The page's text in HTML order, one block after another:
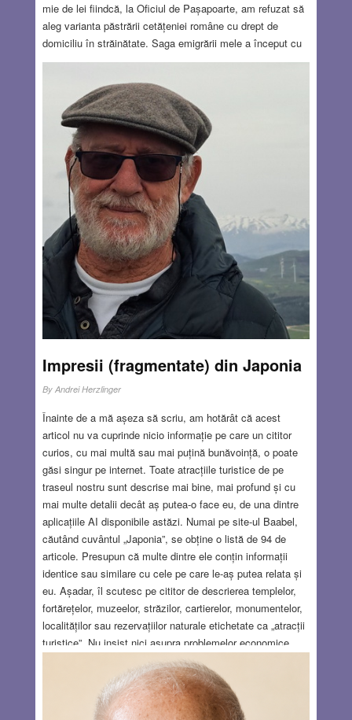
mie de lei fiindcă, la Oficiul de Pașapoarte, am refuzat să
aleg varianta păstrării cetățeniei române cu drept de
domiciliu în străinătate. Saga emigrării mele a început cu
adevărat în 1970, când eram cercetător științific principal
acel an mi-am depus, pentru prima dată, actele de
plecare. Cu o eficiență și o rapiditate pe care multe
instituții birocratice de astăzi le-ar putea lua drept model,
cererea mi-a fost respinsă. A urmat un lung șir de noi
cereri și nenumărate interviuri, toate încheiate cu același
rezultat. La biroul de pașapoarte din strada Nicolae Iorga
eram primit de fiecare dată de același ofițer: brutal, hidos,
cu fălci de buldog, pe care îl poreclisem „Rinocerul”.
Uneori vedeam oameni ieșind plângând din biroul
lui.
Read more…
AUG 6, 2026 14 COMMENTS
Impresii (fragmentate) din Japonia
By Andrei Herzlinger
Înainte de a mă așeza să scriu, am hotărât că acest
articol nu va cuprinde nicio informație pe care un cititor
curios, cu mai multă sau mai puțină bunăvoință, o poate
găsi singur pe internet. Toate atracțiile turistice de pe
traseul nostru sunt descrise mai bine, mai profund și cu
mai multe detalii decât aș putea-o face eu, de una dintre
aplicațiile AI disponibile astăzi. Numai pe site-ul Baabel,
căutând cuvântul „Japonia”, se obține o listă de 94 de
articole. Presupun că multe dintre ele conțin informații
identice sau similare cu cele pe care le-aș putea relata și
eu. Așadar, îl scutesc pe cititor de descrierea templelor,
fortărețelor, muzeelor, străzilor, cartierelor, monumentelor,
localităților sau rezervațiilor naturale etichetate ca „atracții
turistice”. Nu insist nici asupra problemelor economice,
sociale, religioase, demografice sau culturale ale Japoniei,
prezentate de ghizi uneori pe larg, alteori sumar. Cititorul
nu va afla din acest articol nici cum se folosește Google
Translate în magazine și malluri, nici cum funcționează